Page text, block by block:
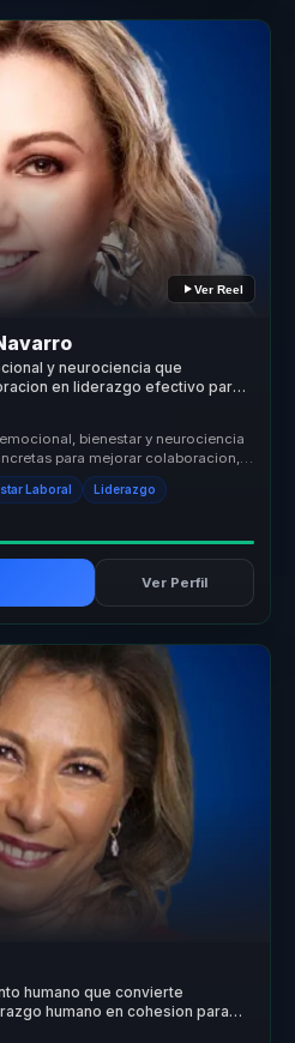
Ver Reel
y neurociencia que
en liderazgo efectivo para
bienestar y neurociencia
para mejorar colaboracion,
Laboral Liderazgo
Ver Perfil
humano que convierte
humano en cohesion para